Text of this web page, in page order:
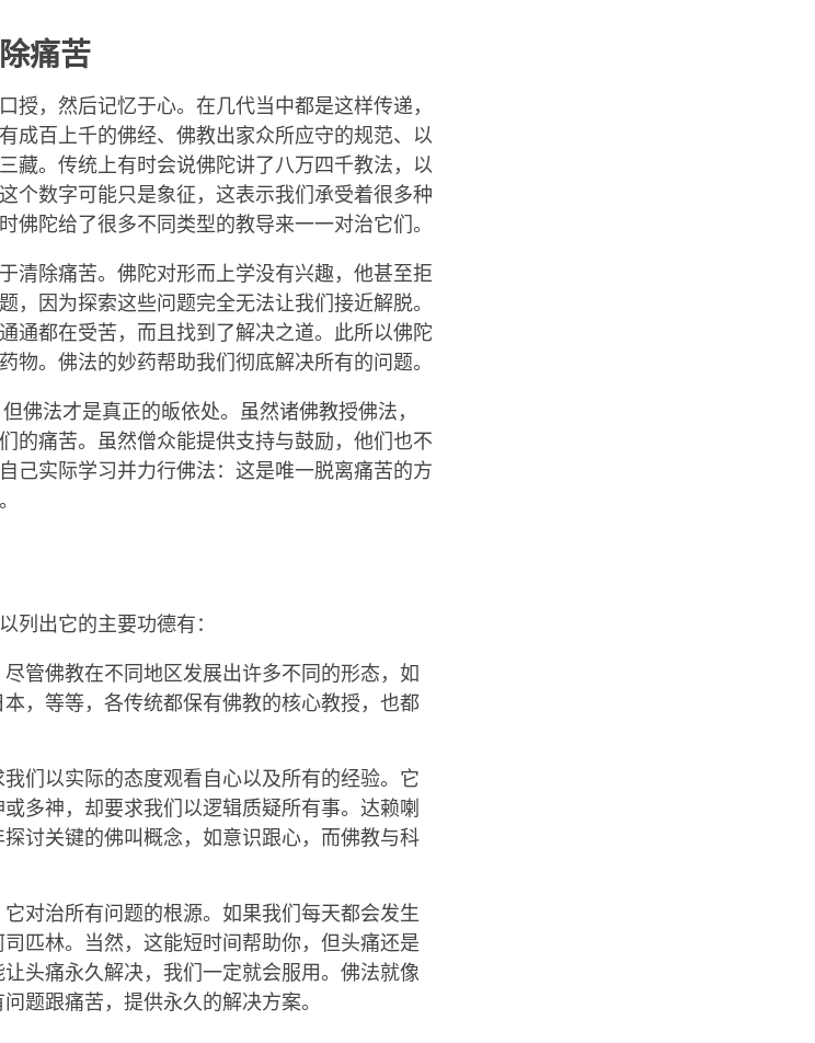
痛苦
授，然后记忆于心。在几代当中都是这样传递，
成百上千的佛经、佛教出家众所应守的规范、以
藏。传统上有时会说佛陀讲了八万四千教法，以
个数字可能只是象征，这表示我们承受着很多种
佛陀给了很多不同类型的教导来一一对治它们。
清除痛苦。佛陀对形而上学没有兴趣，他甚至拒
，因为探索这些问题完全无法让我们接近解脱。
通都在受苦，而且找到了解决之道。此所以佛陀
物。佛法的妙药帮助我们彻底解决所有的问题。
佛法才是真正的皈依处。虽然诸佛教授佛法，
的痛苦。虽然僧众能提供支持与鼓励，他们也不
己实际学习并力行佛法：这是唯一脱离痛苦的方
列出它的主要功德有：
管佛教在不同地区发展出许多不同的形态，如
，等等，各传统都保有佛教的核心教授，也都
们以实际的态度观看自心以及所有的经验。它
多神，却要求我们以逻辑质疑所有事。达赖喇
讨关键的佛叫概念，如意识跟心，而佛教与科
对治所有问题的根源。如果我们每天都会发生
匹林。当然，这能短时间帮助你，但头痛还是
头痛永久解决，我们一定就会服用。佛法就像
题跟痛苦，提供永久的解决方案。